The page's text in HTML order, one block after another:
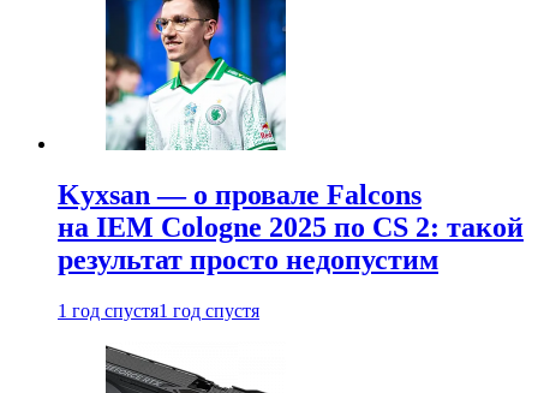
Kyxsan — о провале Falcons
на IEM Cologne 2025 по CS 2: такой
результат просто недопустим
1 год спустя1 год спустя